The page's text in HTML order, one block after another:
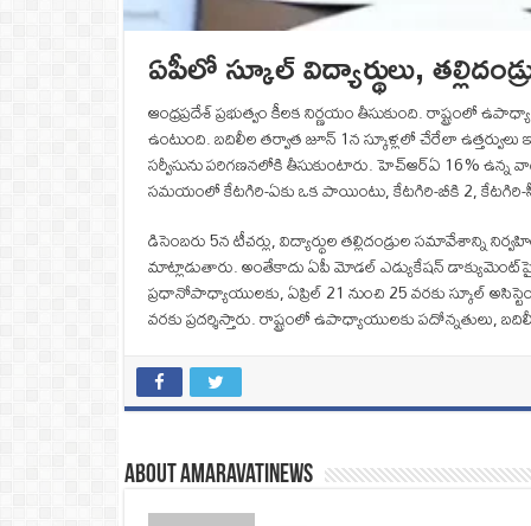
ఏపీలో స్కూల్ విద్యార్థులు,
ఆంధ్రప్రదేశ్ ప్రభుత్వం కీలక నిర్ణయం తీసుకుంది.
ఉంటుంది. బదిలీల తర్వాత జూన్‌ 1న స్కూళ్లలో చేరేలా
సర్వీసును పరిగణనలోకి తీసుకుంటారు. హెచ్‌ఆర్‌ఏ 16%
సమయంలో కేటగిరి-ఏకు ఒక పాయింటు, కేటగిరి-బీకి 2, కేటగిరి-
డిసెంబరు 5న టీచర్లు, విద్యార్థుల తల్లిదండ్రుల
మాట్లాడుతారు. అంతేకాదు ఏపీ మోడల్‌ ఎడ్యుకేషన్‌ డాక్యుమెంట్‌పైనా
ప్రధానోపాధ్యాయులకు, ఏప్రిల్‌ 21 నుంచి 25 వరకు స్కూల్‌
వరకు ప్రదర్శిస్తారు. రాష్ట్రంలో ఉపాధ్యాయులకు పదోన్నతులు,
About amaravatinews